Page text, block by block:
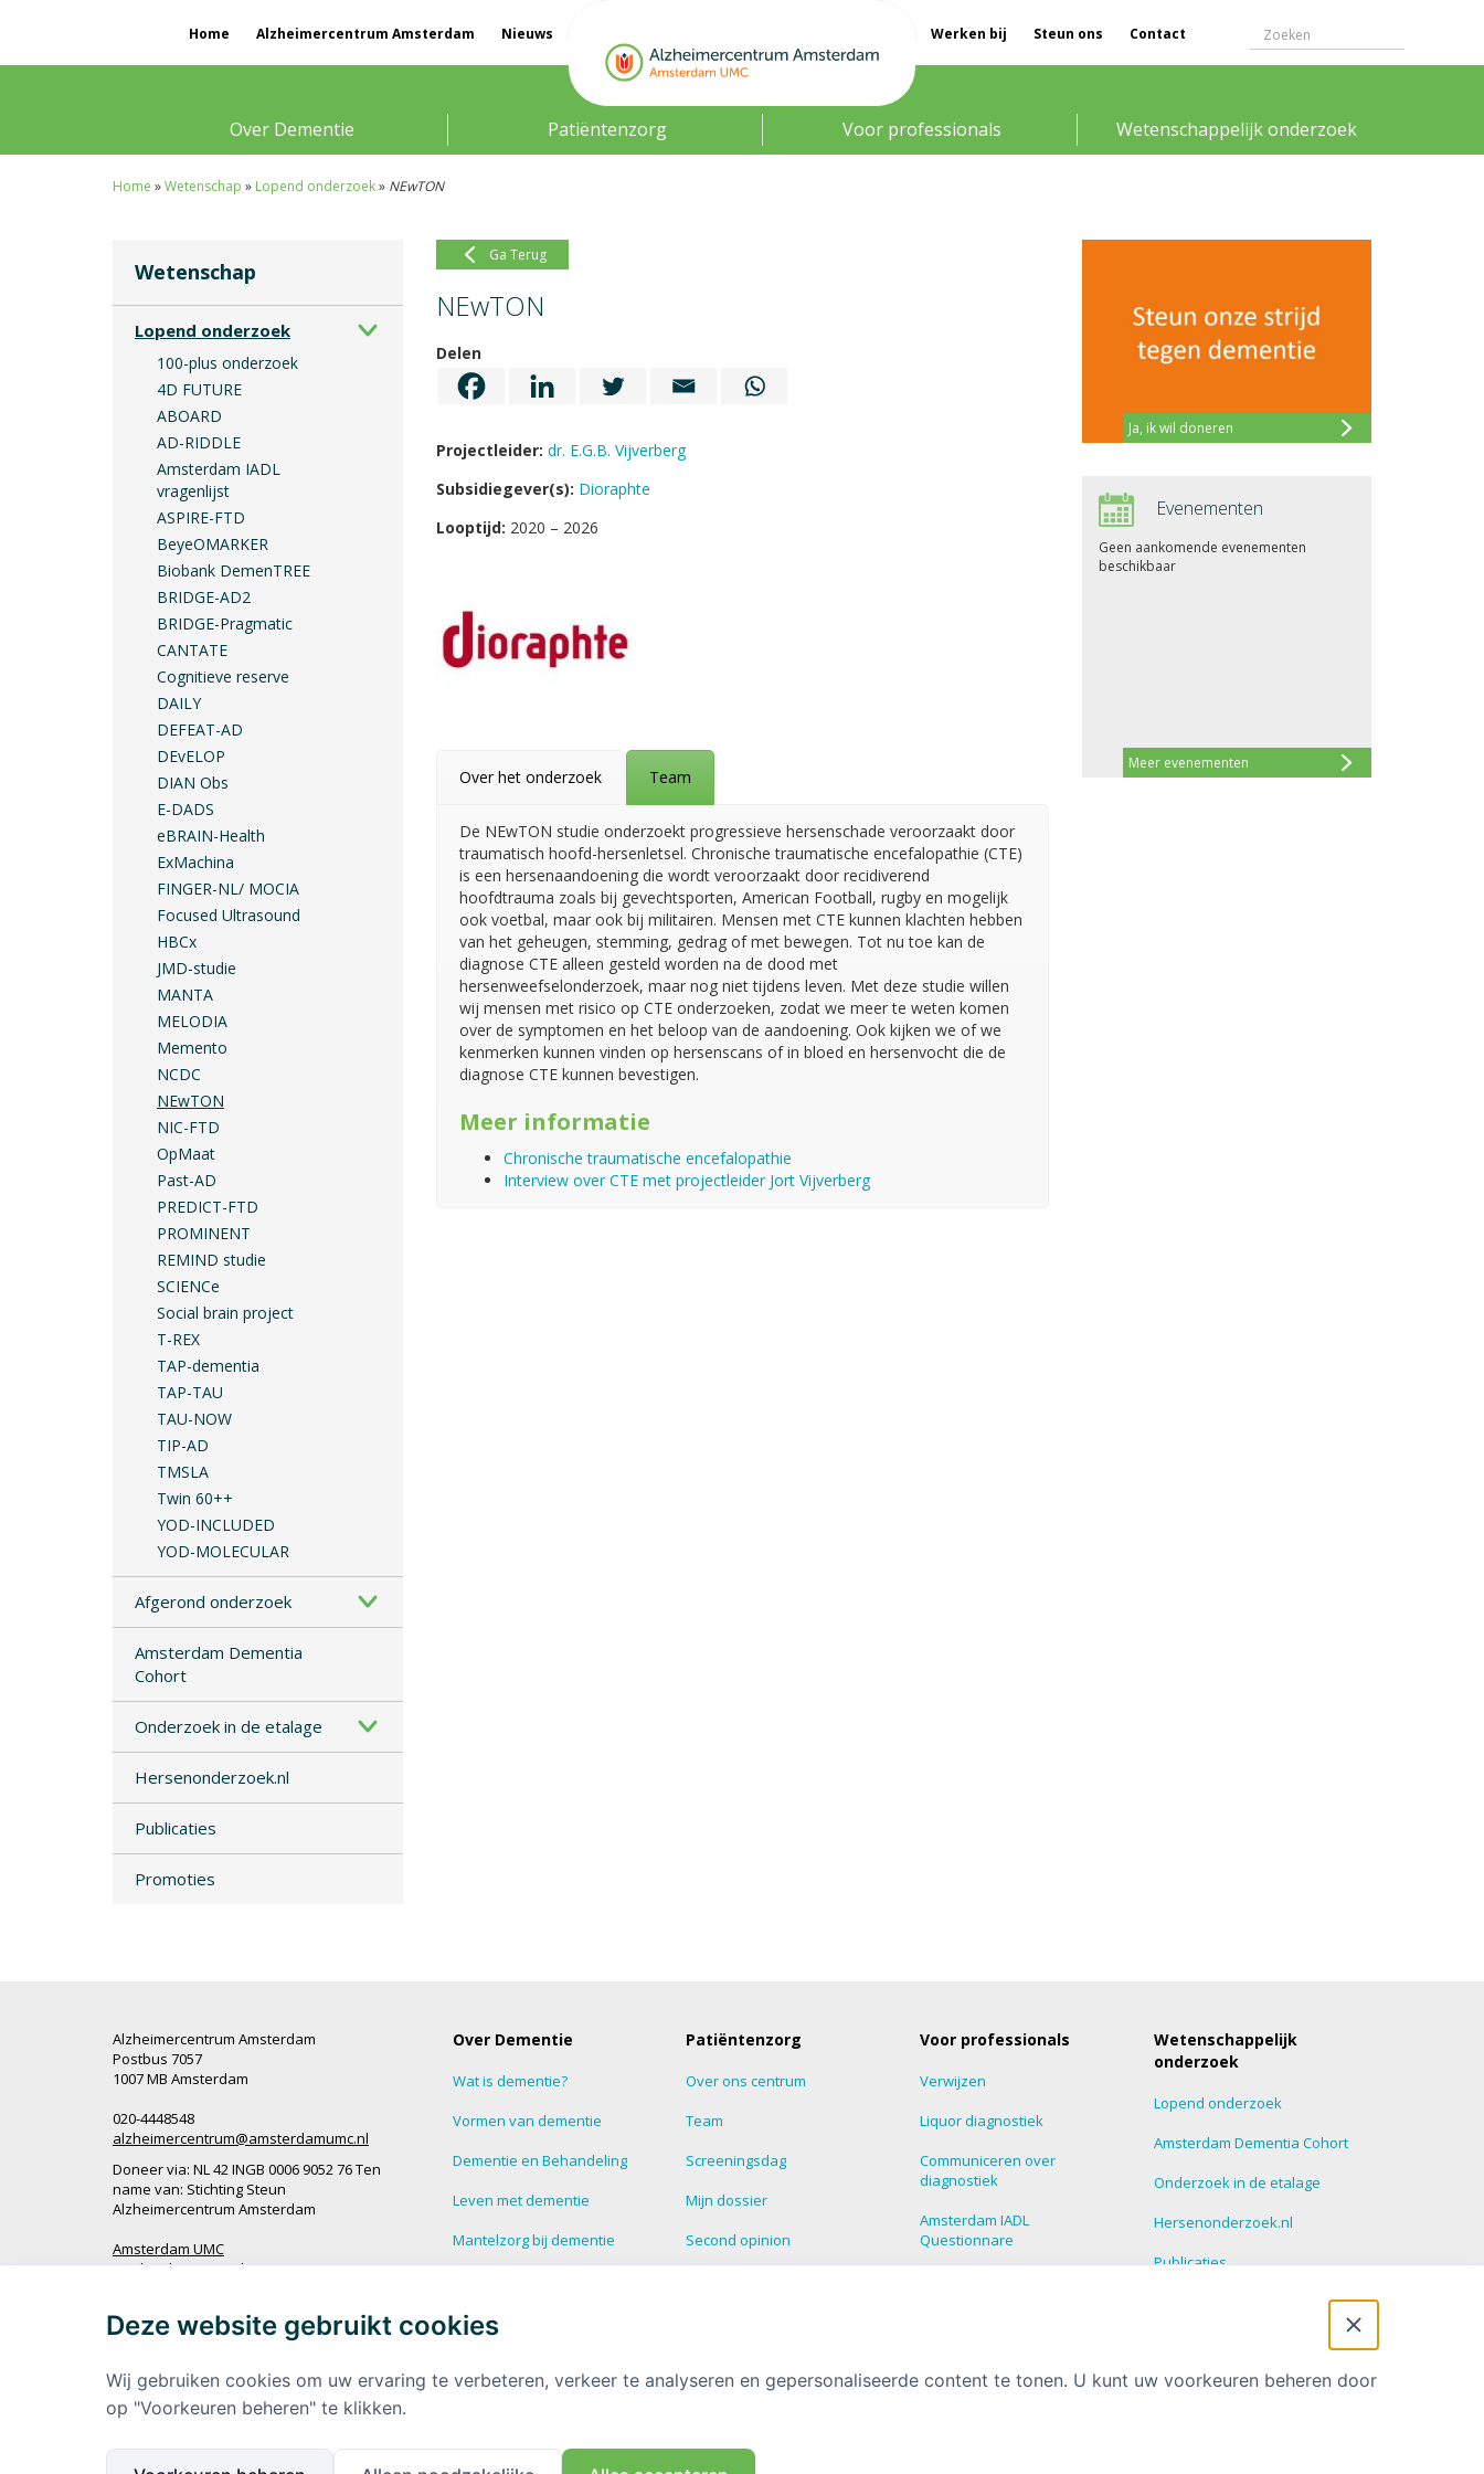
Home Alzheimercentrum Amsterdam Nieuws Werken bij Steun ons Contact
Over Dementie Patiëntenzorg Voor professionals Wetenschappelijk onderzoek
Home »Wetenschap » Lopend onderzoek» NEwTON
Wetenschap
Lopend onderzoek
100-plus onderzoek
4D FUTURE
ABOARD
AD-RIDDLE
Amsterdam IADL
vragenlijst
ASPIRE-FTD
BeyeOMARKER
Biobank DemenTREE
BRIDGE-AD2
BRIDGE-Pragmatic
CANTATE
Cognitieve reserve
DAILY
DEFEAT-AD
DEvELOP
DIAN Obs
E-DADS
eBRAIN-Health
ExMachina
FINGER-NL/ MOCIA
Focused Ultrasound
HBCx
JMD-studie
MANTA
MELODIA
Memento
NCDC
NEwTON
NIC-FTD
OpMaat
Past-AD
PREDICT-FTD
PROMINENT
REMIND studie
SCIENCe
Social brain project
T-REX
TAP-dementia
TAP-TAU
TAU-NOW
TIP-AD
TMSLA
Twin 60++
YOD-INCLUDED
YOD-MOLECULAR
Afgerond onderzoek
Amsterdam Dementia
Cohort
Onderzoek in de etalage
Hersenonderzoek.nl
Publicaties
Promoties
Ga Terug
NEwTON
Delen
Projectleider: dr. E.G.B. Vijverberg
Subsidiegever(s): Dioraphte
Looptijd: 2020 – 2026
Over het onderzoek Team
De NEwTON studie onderzoekt progressieve hersenschade veroorzaakt door
traumatisch hoofd-hersenletsel. Chronische traumatische encefalopathie (CTE)
is een hersenaandoening die wordt veroorzaakt door recidiverend
hoofdtrauma zoals bij gevechtsporten, American Football, rugby en mogelijk
ook voetbal, maar ook bij militairen. Mensen met CTE kunnen klachten hebben
van het geheugen, stemming, gedrag of met bewegen. Tot nu toe kan de
diagnose CTE alleen gesteld worden na de dood met
hersenweefselonderzoek, maar nog niet tijdens leven. Met deze studie willen
wij mensen met risico op CTE onderzoeken, zodat we meer te weten komen
over de symptomen en het beloop van de aandoening. Ook kijken we of we
kenmerken kunnen vinden op hersenscans of in bloed en hersenvocht die de
diagnose CTE kunnen bevestigen.
Meer informatie
Chronische traumatische encefalopathie
Interview over CTE met projectleider Jort Vijverberg
Ja, ik wil doneren
Evenementen
Meer evenementen
Geen aankomende evenementen
beschikbaar
Alzheimercentrum Amsterdam
Postbus 7057
1007 MB Amsterdam
020-4448548
alzheimercentrum@amsterdamumc.nl
Doneer via: NL 42 INGB 0006 9052 76 Ten
name van: Stichting Steun
Alzheimercentrum Amsterdam
Amsterdam UMC
Werken bij Amsterdam UMC
Ik wil op de hoogte blijven
Over Dementie
Wat is dementie?
Vormen van dementie
Dementie en Behandeling
Leven met dementie
Mantelzorg bij dementie
Meer informatie over
Patiëntenzorg
Over ons centrum
Team
Screeningsdag
Mijn dossier
Second opinion
Voor professionals
Verwijzen
Liquor diagnostiek
Communiceren over
diagnostiek
Amsterdam IADL
Questionnare
Wetenschappelijk
onderzoek
Lopend onderzoek
Amsterdam Dementia Cohort
Onderzoek in de etalage
Hersenonderzoek.nl
Publicaties
Deze website gebruikt cookies
Wij gebruiken cookies om uw ervaring te verbeteren, verkeer te analyseren en gepersonaliseerde content te tonen. U kunt uw voorkeuren beheren door
op "Voorkeuren beheren" te klikken.